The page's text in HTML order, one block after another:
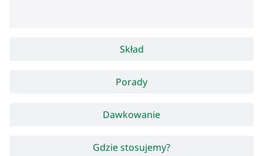
Skład
Porady
Dawkowanie
Gdzie stosujemy?